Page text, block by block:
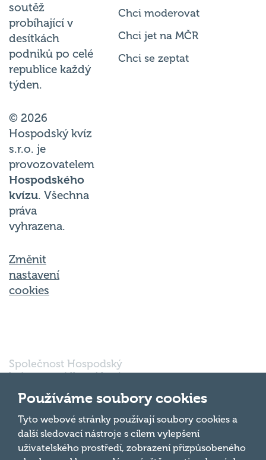
soutěž
probíhající v
desítkách
podniků po celé
republice každý
týden.
© 2026
Hospodský kvíz
s.r.o. je
provozovatelem
Hospodského
kvízu. Všechna
práva
vyhrazena.
Změnit
nastavení
cookies
Chci moderovat
Chci jet na MČR
Chci se zeptat
Společnost Hospodský
kvíz s.r.o., sídlem Nové
602 00 Brno, IČ:
03980138, DIČ:
CZ03980138 je vedena
pod spisovou značkou
a oddílem 90428 C u
Nahoru
Používáme soubory cookies
Tyto webové stránky používají soubory cookies a
další sledovací nástroje s cílem vylepšení
uživatelského prostředí, zobrazení přizpůsobeného